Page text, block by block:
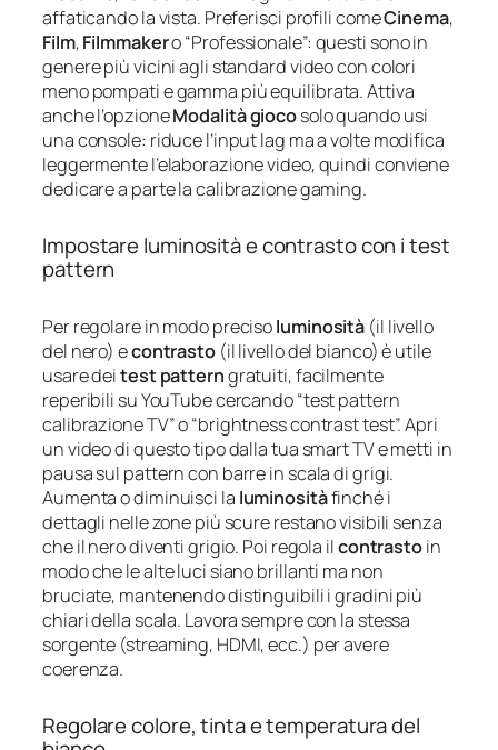
affaticando la vista. Preferisci profili comeCinema,
Film,Filmmakero “Professionale”: questi sono in
genere più vicini agli standard video con colori
meno pompati e gamma più equilibrata. Attiva
anche l’opzioneModalità giocosolo quando usi
una console: riduce l’input lag ma a volte modifica
leggermente l’elaborazione video, quindi conviene
dedicare a parte la calibrazione gaming.
Impostare luminosità e contrasto con i test
pattern
Per regolare in modo precisoluminosità (il livello
del nero) econtrasto(il livello del bianco) è utile
usare deitest patterngratuiti, facilmente
reperibili su YouTube cercando “test pattern
calibrazione TV” o “brightness contrast test”. Apri
un video di questo tipo dalla tua smart TV e metti in
pausa sul pattern con barre in scala di grigi.
Aumenta o diminuisci la luminositàfinché i
dettagli nelle zone più scure restano visibili senza
che il nero diventi grigio. Poi regola ilcontrastoin
modo che le alte luci siano brillanti ma non
bruciate, mantenendo distinguibili i gradini più
chiari della scala. Lavora sempre con la stessa
sorgente (streaming, HDMI, ecc.) per avere
coerenza.
Regolare colore, tinta e temperatura del